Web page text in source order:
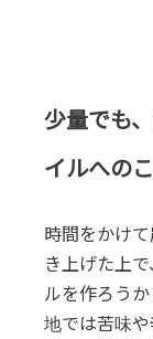
少量でも
イルへの
時間をかけ
き上げた上
ルを作ろう
地では苦味